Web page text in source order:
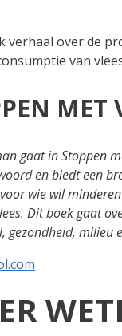
verhaal over de
van
MET
gaat in Stoppen
en biedt een
wie wil
Dit boek gaat
gezondheid, milieu